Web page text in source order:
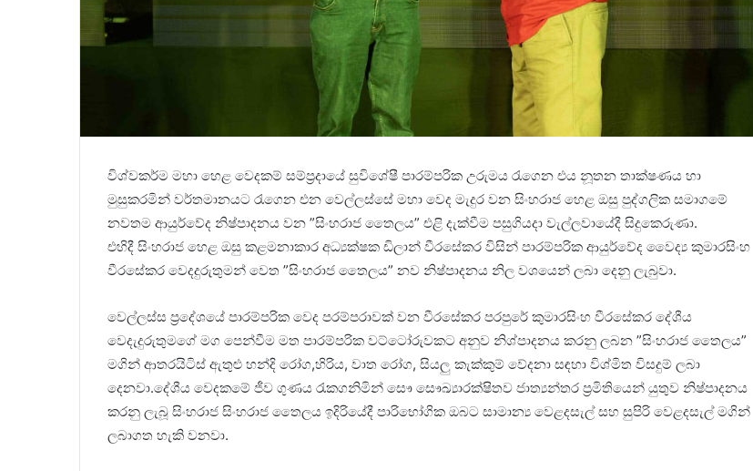
විශ්වකර්ම මහා හෙළ වෙදකම් සම්ප්‍රදායේ සුවිශේෂී පාරම්පරික උරුමය රැගෙන එය නූතන තාක්ෂණය හා
මුසුකරමින් වර්තමානයට රැගෙන එන වෙල්ලස්සේ මහා වෙද මැදුර වන සිංහරාජ හෙළ ඔසු පුද්ගලික සමාගමේ
නවතම ආයුර්වේද නිෂ්පාදනය වන ”සිංහරාජ තෛලය” එළි දැක්වීම පසුගියදා වැල්ලවායේදී සිදුකෙරුණා.
එහිදී සිංහරාජ හෙළ ඔසු කළමනාකාර අධ්‍යක්ෂක ඩිලාන් වීරසේකර විසින් පාරම්පරික ආයුර්වේද වෛද්‍ය කුමාරසිංහ
වීරසේකර වෙදදුරුතුමන් වෙත ”සිංහරාජ තෛලය” නව නිෂ්පාදනය නිල වශයෙන් ලබා දෙනු ලැබුවා.
වෙල්ලස්ස ප්‍රදේශයේ පාරම්පරික වෙද පරම්පරාවක් වන වීරසේකර පරපුරේ කුමාරසිංහ වීරසේකර දේශීය
වෙදැදුරුතුමගේ මග පෙන්වීම මත පාරම්පරික වට්ටෝරුවකට අනුව නිශ්පාදනය කරනු ලබන ”සිංහරාජ තෛලය”
මගින් ආතරයිටිස් ඇතුළු හන්දි රෝග,හිරිය, වාත රෝග, සියලු කැක්කුම් වේදනා සඳහා විශ්මිත විසදුම් ලබා
දෙනවා.දේශීය වෙදකමේ ජීව ගුණය රැකගනිමින් සෞ සෞඛ්‍යාරක්ෂිතව ජාත්‍යන්තර ප්‍රමිතියෙන් යුතුව නිෂ්පාදනය
කරනු ලැබූ සිංහරාජ සිංහරාජ තෛලය ඉදිරියේදී පාරිභෝගික ඔබට සාමාන්‍ය වෙළදසැල් සහ සුපිරි වෙළදසැල් මගින්
ලබාගත හැකි වනවා.